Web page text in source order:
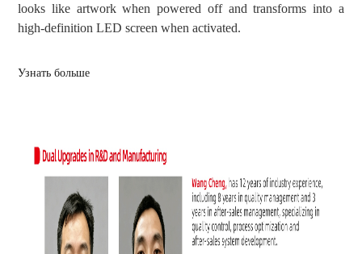
looks like artwork when powered off and transforms into a
high-definition LED screen when activated.
Узнать больше